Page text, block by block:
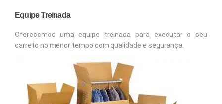
Equipe Treinada
Oferecemos uma equipe treinada para executar o seu
carreto no menor tempo com qualidade e segurança.